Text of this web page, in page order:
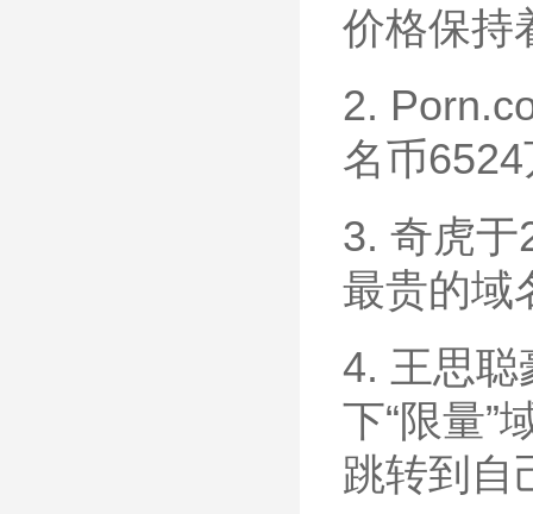
价格保持
2.
名币
3. 奇虎于
最贵的域
4. 王思聪
下“限量”
跳转到自